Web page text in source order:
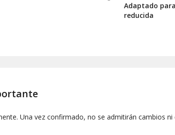
Adaptado
reducida
Una vez confirmado, no se admitirán cambios ni